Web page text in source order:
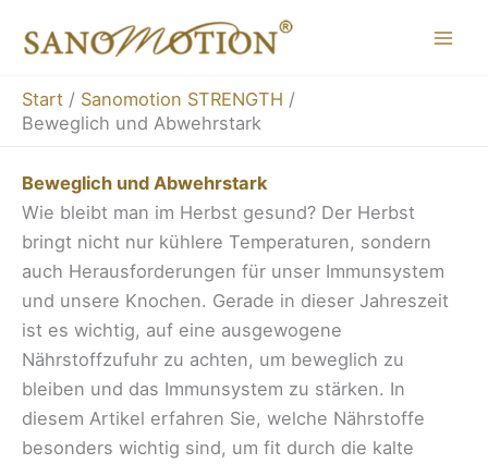
Inhalt
Start
Sanomotion STRENGTH
Beweglich und Abwehrstark
Beweglich und Abwehrstark
Wie bleibt man im Herbst gesund? Der Herbst
bringt nicht nur kühlere Temperaturen, sondern
auch Herausforderungen für unser Immunsystem
und unsere Knochen. Gerade in dieser Jahreszeit
ist es wichtig, auf eine ausgewogene
Nährstoffzufuhr zu achten, um beweglich zu
bleiben und das Immunsystem zu stärken. In
diesem Artikel erfahren Sie, welche Nährstoffe
besonders wichtig sind, um fit durch die kalte